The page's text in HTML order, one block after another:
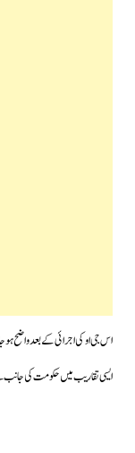
اس جی او کی اجرائی کے بعد واضح
ایسی تقاریب میں حکومت کی جانب